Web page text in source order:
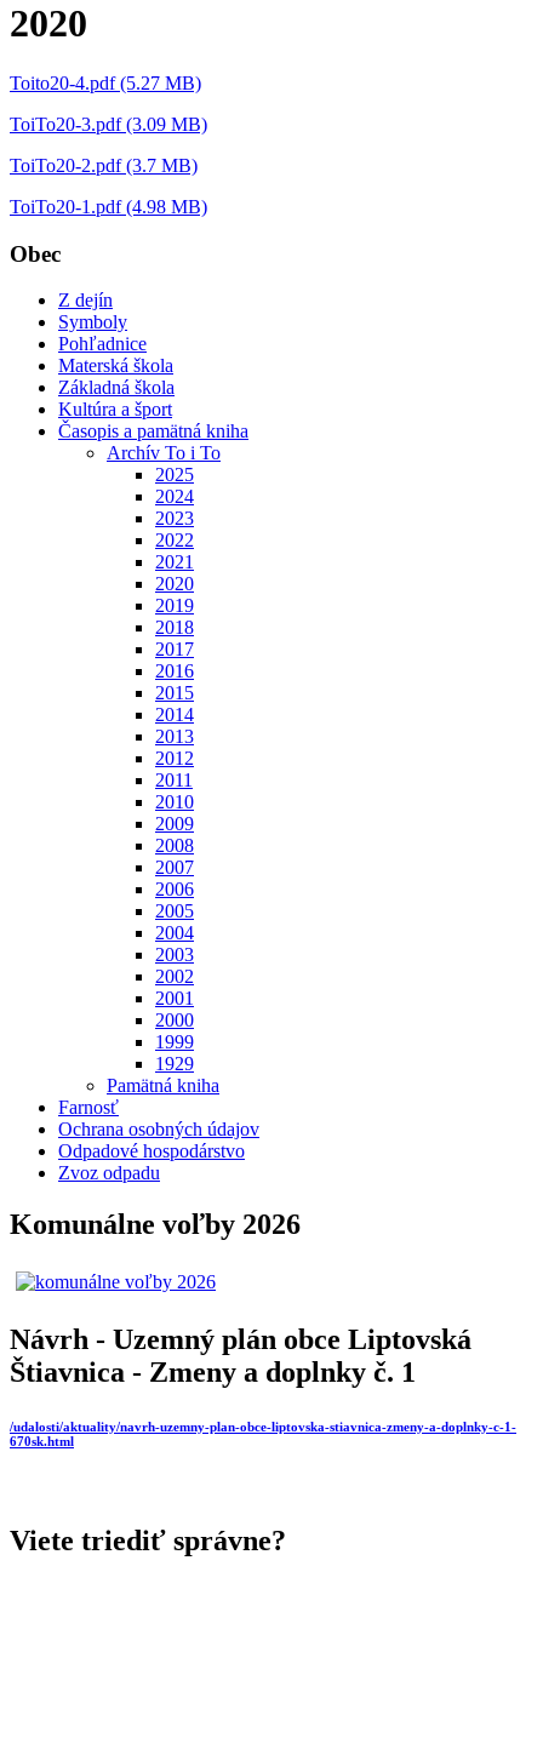
2020
Toito20-4.pdf (5.27 MB)
ToiTo20-3.pdf (3.09 MB)
ToiTo20-2.pdf (3.7 MB)
ToiTo20-1.pdf (4.98 MB)
Obec
Z dejín
Symboly
Pohľadnice
Materská škola
Základná škola
Kultúra a šport
Časopis a pamätná kniha
Archív To i To
2025
2024
2023
2022
2021
2020
2019
2018
2017
2016
2015
2014
2013
2012
2011
2010
2009
2008
2007
2006
2005
2004
2003
2002
2001
2000
1999
1929
Pamätná kniha
Farnosť
Ochrana osobných údajov
Odpadové hospodárstvo
Zvoz odpadu
Komunálne voľby 2026
Návrh - Uzemný plán obce Liptovská
Štiavnica - Zmeny a doplnky č. 1
/udalosti/aktuality/navrh-uzemny-plan-obce-liptovska-stiavnica-zmeny-a-doplnky-c-1-
670sk.html
Viete triediť správne?